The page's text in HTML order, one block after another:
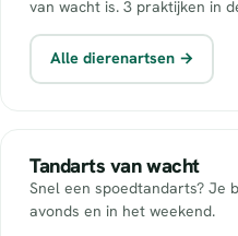
van wacht is. 3 praktijken in
Alle dierenartsen →
Tandarts van wacht
Snel een spoedtandarts? Je
avonds en in het weekend.